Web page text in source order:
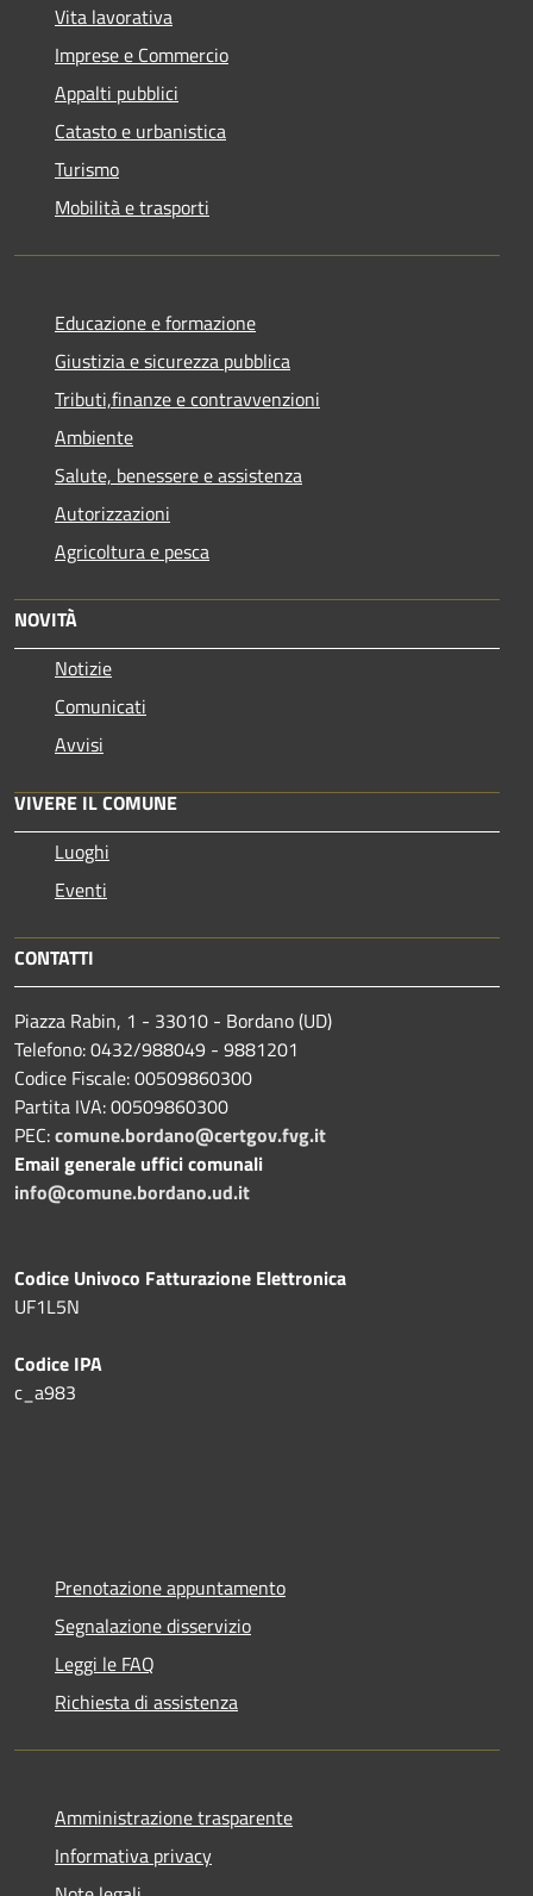
Vita lavorativa
Imprese e Commercio
Appalti pubblici
Catasto e urbanistica
Turismo
Mobilità e trasporti
Educazione e formazione
Giustizia e sicurezza pubblica
Tributi,finanze e contravvenzioni
Ambiente
Salute, benessere e assistenza
Autorizzazioni
Agricoltura e pesca
NOVITÀ
Notizie
Comunicati
Avvisi
VIVERE IL COMUNE
Luoghi
Eventi
CONTATTI
Piazza Rabin, 1 - 33010 - Bordano (UD)
Telefono: 0432/988049 - 9881201
Codice Fiscale: 00509860300
Partita IVA: 00509860300
PEC:comune.bordano@certgov.fvg.it
Email generale uffici comunali
info@comune.bordano.ud.it
Codice Univoco Fatturazione Elettronica
UF1L5N
Codice IPA
c_a983
Prenotazione appuntamento
Segnalazione disservizio
Leggi le FAQ
Richiesta di assistenza
Amministrazione trasparente
Informativa privacy